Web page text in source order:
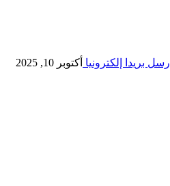
أرسل بريدا إلكترونيا أكتوبر 10, 2025